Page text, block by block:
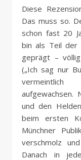
Diese
Das muss so.
schon fast 20
bin als Teil der
geprägt –
(„Ich sag nur
vermeintlich
aufgewachsen.
und den
beim ersten
Münchner
verschmolz
Danach in